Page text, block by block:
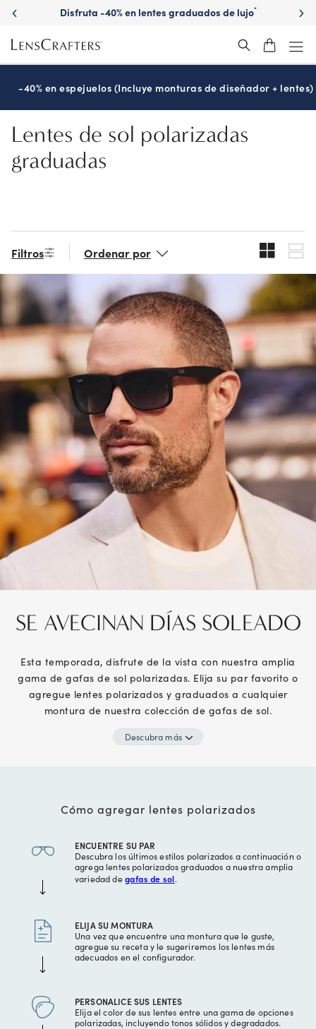
Skip
main
content
Disfruta -40% en lentes graduados de lujo*
-40% en espejuelos (Incluye monturas de diseñador + lentes)
Lentes de sol polarizadas
graduadas
Filtros Ordenar por
SE AVECINAN DÍAS SOLEADO
Esta temporada, disfrute de la vista con nuestra amplia
gama de gafas de sol polarizadas. Elija su par favorito o
agregue lentes polarizados y graduados a cualquier
montura de nuestra colección de gafas de sol.
Descubra más
Cómo agregar lentes polarizados
ENCUENTRE SU PAR
Descubra los últimos estilos polarizados a continuación o
agrega lentes polarizados graduados a nuestra amplia
variedad degafas de sol.
ELIJA SU MONTURA
Una vez que encuentre una montura que le guste,
agregue su receta y le sugeriremos los lentes más
adecuados en el configurador.
PERSONALICE SUS LENTES
Elija el color de sus lentes entre una gama de opciones
polarizadas, incluyendo tonos sólidos y degradados.